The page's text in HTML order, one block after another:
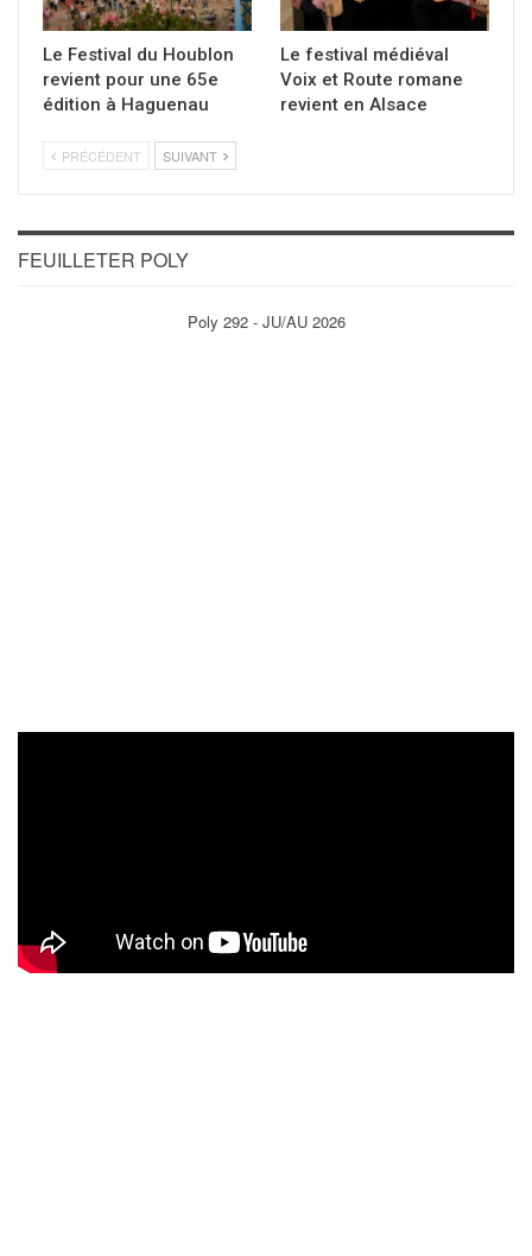
Le Festival du Houblon
revient pour une 65e
édition à Haguenau
Le festival médiéval
Voix et Route romane
revient en Alsace
PRÉCÉDENT SUIVANT
FEUILLETER POLY
Poly 292 - JU/AU 2026